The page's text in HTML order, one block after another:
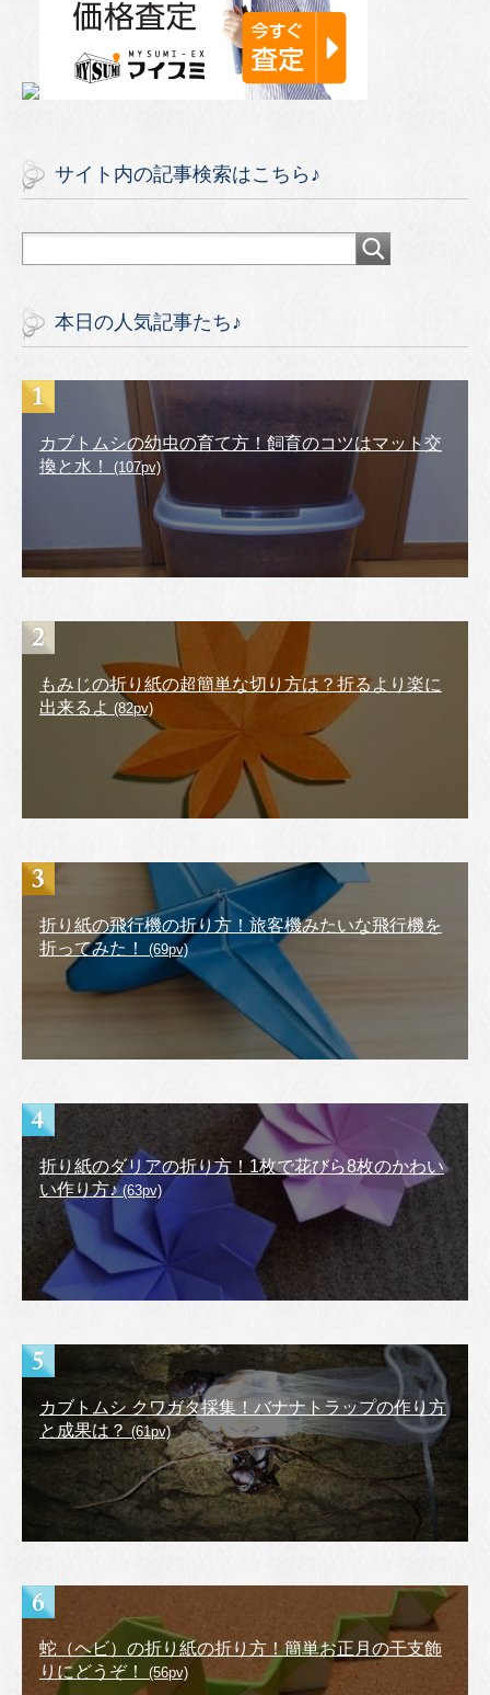
サイト内の記事検索はこちら♪
本日の人気記事たち♪
カブトムシの幼虫の育て方！飼育のコツはマット交
換と水！
(107pv)
もみじの折り紙の超簡単な切り方は？折るより楽に
出来るよ (82pv)
折り紙の飛行機の折り方！旅客機みたいな飛行機を
折ってみた！
(69pv)
折り紙のダリアの折り方！1枚で花びら8枚のかわい
い作り方♪(63pv)
カブトムシ クワガタ採集！バナナトラップの作り方
と成果は？(61pv)
蛇（ヘビ）の折り紙の折り方！簡単お正月の干支飾
りにどうぞ！
(56pv)